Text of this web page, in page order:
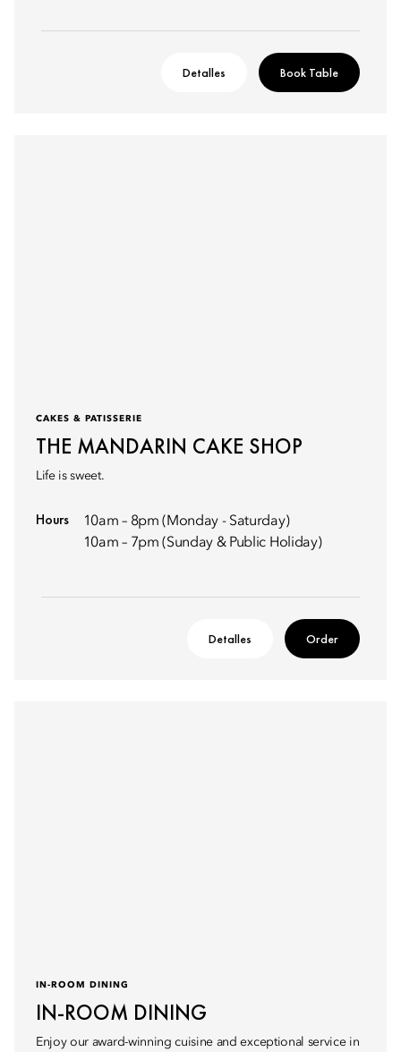
Detalles Book Table
CAKES & PATISSERIE
THE MANDARIN CAKE SHOP
Life is sweet.
Hours
10am – 8pm (Monday - Saturday)
10am – 7pm (Sunday & Public Holiday)
Detalles Order
IN-ROOM DINING
IN-ROOM DINING
Enjoy our award-winning cuisine and exceptional service in